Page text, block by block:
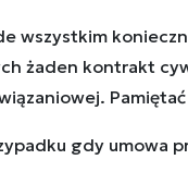
wszystkim
żaden kontrakt
gdy umowa